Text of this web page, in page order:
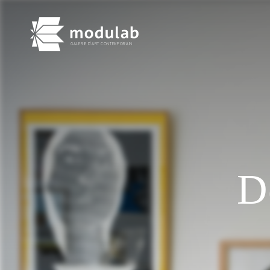
GALERIE D'ART CONTEMPORAIN